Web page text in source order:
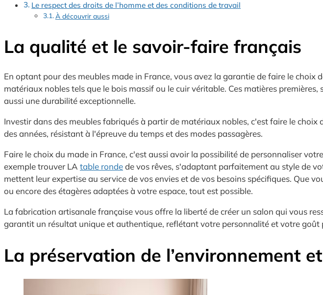
Le respect des droits de l’homme et des conditions de travail
À découvrir aussi
La qualité et le savoir-faire français
En optant pour des meubles made in France, vous avez la garantie de faire le
matériaux nobles tels que le bois massif ou le cuir véritable. Ces matières
aussi une durabilité exceptionnelle.
Investir dans des meubles fabriqués à partir de matériaux nobles, c'est faire le
des années, résistant à l'épreuve du temps et des modes passagères.
Faire le choix du made in France, c'est aussi avoir la possibilité de personnaliser
exemple trouver LA table rondede vos rêves, s'adaptant parfaitement au style de
mettent leur expertise au service de vos envies et de vos besoins spécifiques. Que
ou encore des étagères adaptées à votre espace, tout est possible.
La fabrication artisanale française vous offre la liberté de créer un salon qui vous
garantit un résultat unique et authentique, reflétant votre personnalité et votre goût
La préservation de l’environnement